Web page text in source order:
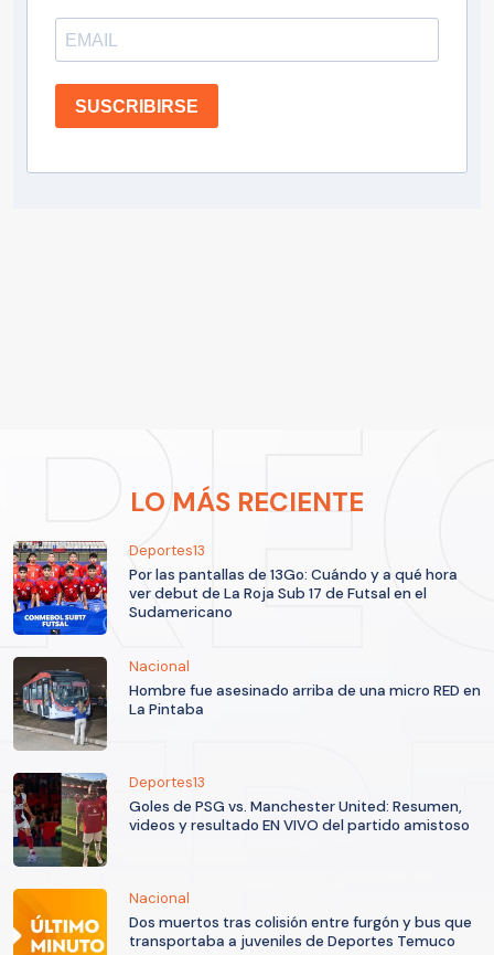
SUSCRIBIRSE
LO MÁS RECIENTE
Deportes13
Por las pantallas de 13Go: Cuándo y a qué hora
ver debut de La Roja Sub 17 de Futsal en el
Sudamericano
Nacional
Hombre fue asesinado arriba de una micro RED en
La Pintaba
Deportes13
Goles de PSG vs. Manchester United: Resumen,
videos y resultado EN VIVO del partido amistoso
Nacional
Dos muertos tras colisión entre furgón y bus que
transportaba a juveniles de Deportes Temuco